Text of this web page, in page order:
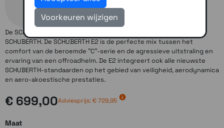
De SCHUBERTH E2 is de tweede generatie avonturenhelmen van
SCHUBERTH. De SCHUBERTH E2 is de perfecte mix tussen het
comfort van de beroemde "C"-serie en de agressieve uitstraling en
ervaring van een offroadhelm. De E2 integreert ook alle nieuwste
SCHUBERTH-standaarden op het gebied van veiligheid, aerodynamica
en aero-akoestische prestaties.
€ 699,00Adviesprijs: € 729,95
Maat
Voorkeuren wijzigen